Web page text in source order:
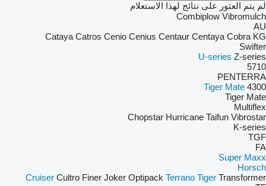
لم يتم العثور على نتائج لهذا الاستعلام
Combiplow Vibromulch
AU
Cataya Catros Cenio Cenius Centaur Centaya Cobra KG
Swifter
U-series Z-series
5710
PENTERRA
4300
Tiger Mate
Tiger Mate
Multiflex
Chopstar Hurricane Taifun Vibrostar
K-series
TGF
FA
Super Maxx
Horsch
Cruiser Cultro Finer Joker Optipack Terrano Tiger Transformer